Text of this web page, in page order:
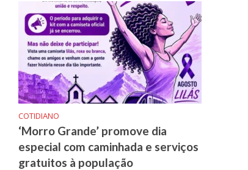
COTIDIANO
‘Morro Grande’ promove dia
especial com caminhada e serviços
gratuitos à população